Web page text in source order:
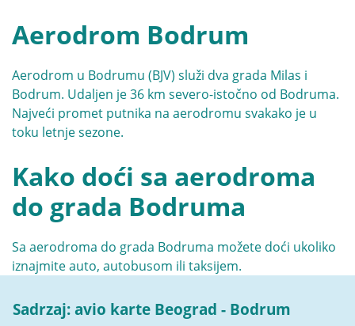
Aerodrom Bodrum
Aerodrom u Bodrumu (BJV) služi dva grada Milas i
Bodrum. Udaljen je 36 km severo-istočno od Bodruma.
Najveći promet putnika na aerodromu svakako je u
toku letnje sezone.
Kako doći sa aerodroma
do grada Bodruma
Sa aerodroma do grada Bodruma možete doći ukoliko
iznajmite auto, autobusom ili taksijem.
Sadrzaj: avio karte Beograd - Bodrum